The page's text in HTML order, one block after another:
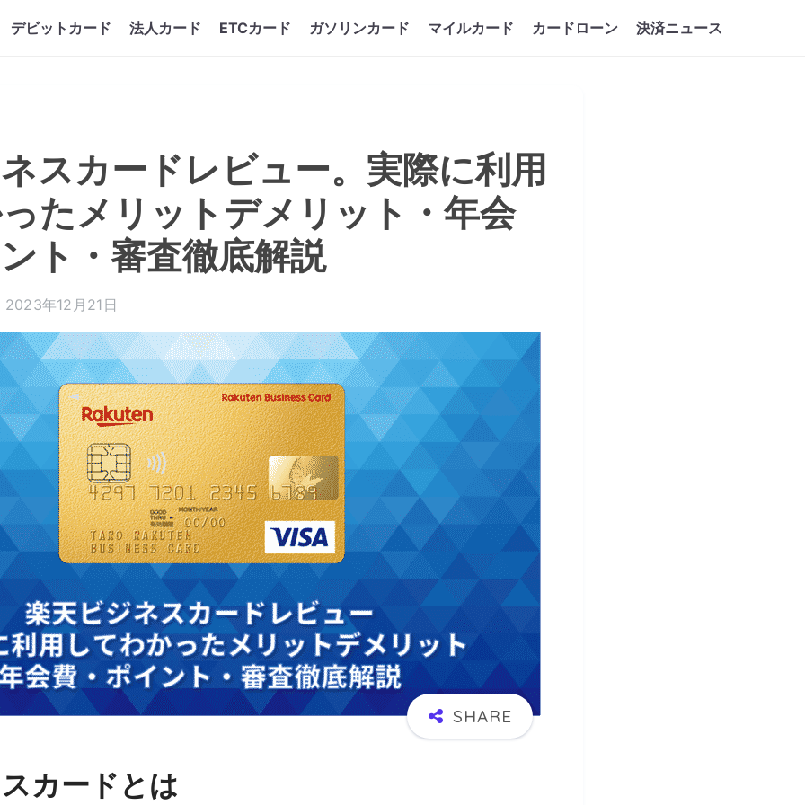
デビットカード 法人カード ETCカード ガソリンカード マイルカード カードローン 決済ニュース
スカードレビュー。実際に利用
たメリットデメリット・年会
ト・審査徹底解説
2023年12月21日
カードとは